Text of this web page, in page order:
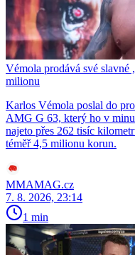
Vémola prodává své slavné
milionu
Karlos Vémola poslal do
AMG G 63, který ho v
najeto přes 262 tisíc
téměř 4,5 milionu korun.
MMAMAG.cz
7. 8. 2026, 23:14
1 min